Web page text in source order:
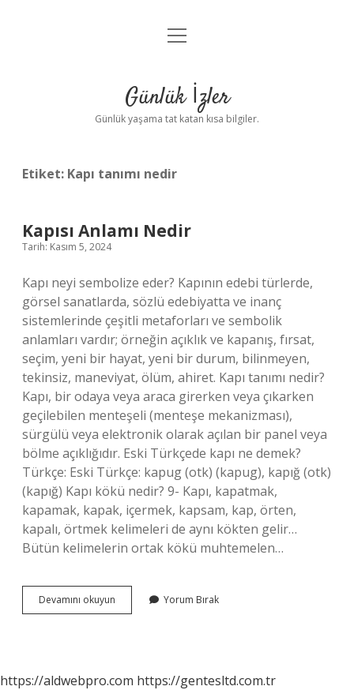
Anasayfa
Yasal Uyarı
menüyü
Günlük İzler
Günlük yaşama tat katan kısa bilgiler.
Etiket: Kapı tanımı nedir
Kapısı Anlamı Nedir
Tarih: Kasım 5, 2024
Kapı neyi sembolize eder? Kapının edebi türlerde,
görsel sanatlarda, sözlü edebiyatta ve inanç
sistemlerinde çeşitli metaforları ve sembolik
anlamları vardır; örneğin açıklık ve kapanış, fırsat,
seçim, yeni bir hayat, yeni bir durum, bilinmeyen,
tekinsiz, maneviyat, ölüm, ahiret. Kapı tanımı nedir?
Kapı, bir odaya veya araca girerken veya çıkarken
geçilebilen menteşeli (menteşe mekanizması),
sürgülü veya elektronik olarak açılan bir panel veya
bölme açıklığıdır. Eski Türkçede kapı ne demek?
Türkçe: Eski Türkçe: kapug‎ (otk) (kapug), kapığ‎ (otk)
(kapığ) Kapı kökü nedir? 9- Kapı, kapatmak,
kapamak, kapak, içermek, kapsam, kap, örten,
kapalı, örtmek kelimeleri de aynı kökten gelir…
Bütün kelimelerin ortak kökü muhtemelen…
Devamını okuyun
Anlamı
Yorum Bırak
https://aldwebpro.com https://gentesltd.com.tr